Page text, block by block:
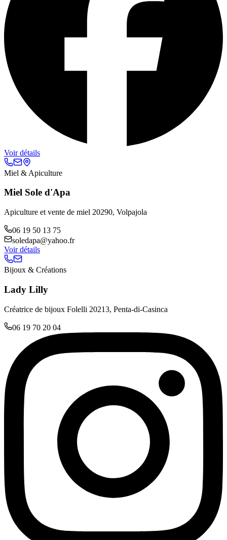
Voir détails
Miel & Apiculture
Miel Sole d'Apa
Apiculture et vente de miel 20290, Volpajola
06 19 50 13 75
soledapa@yahoo.fr
Voir détails
Bijoux & Créations
Lady Lilly
Créatrice de bijoux Folelli 20213, Penta-di-Casinca
06 19 70 20 04